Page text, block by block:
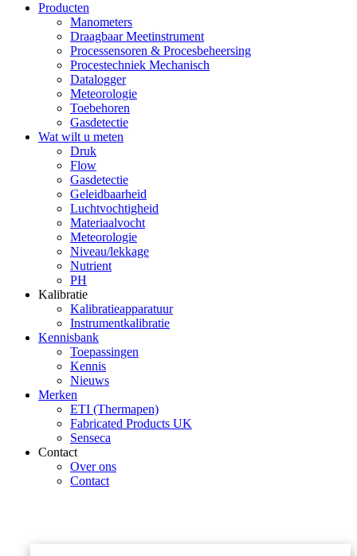
Producten
Manometers
Draagbaar Meetinstrument
Processensoren & Procesbeheersing
Procestechniek Mechanisch
Datalogger
Meteorologie
Toebehoren
Gasdetectie
Wat wilt u meten
Druk
Flow
Gasdetectie
Geleidbaarheid
Luchtvochtigheid
Materiaalvocht
Meteorologie
Niveau/lekkage
Nutrient
PH
Kalibratie
Kalibratieapparatuur
Instrumentkalibratie
Kennisbank
Toepassingen
Kennis
Nieuws
Merken
ETI (Thermapen)
Fabricated Products UK
Senseca
Contact
Over ons
Contact